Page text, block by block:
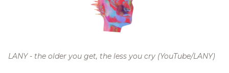
LANY - the older you get, the less you cry (YouTube/LANY)